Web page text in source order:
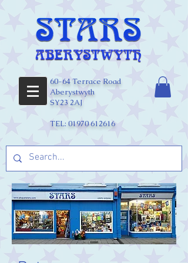
60-64 Terrace Road
Aberystwyth
SY23 2AJ
TEL: 01970 612616